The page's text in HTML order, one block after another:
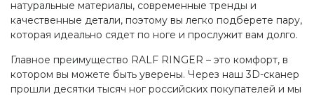
натуральные материалы, современные тренды и
качественные детали, поэтому вы легко подберете пару,
которая идеально сядет по ноге и прослужит вам долго.
Главное преимущество RALF RINGER – это комфорт, в
котором вы можете быть уверены. Через наш 3D-сканер
прошли десятки тысяч ног российских покупателей и мы